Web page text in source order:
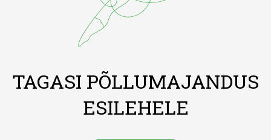
TAGASI PÕLLUMAJANDUS
ESILEHELE